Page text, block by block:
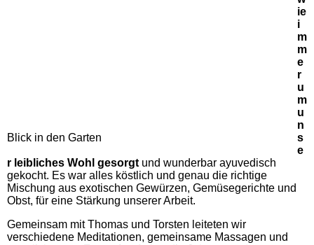
Blick in den Garten
ie
i
m
m
e
r
u
m
u
n
s
e
r leibliches Wohl gesorgt und wunderbar ayuvedisch
gekocht. Es war alles köstlich und genau die richtige
Mischung aus exotischen Gewürzen, Gemüsegerichte und
Obst, für eine Stärkung unserer Arbeit.
Gemeinsam mit Thomas und Torsten leiteten wir
verschiedene Meditationen, gemeinsame Massagen und